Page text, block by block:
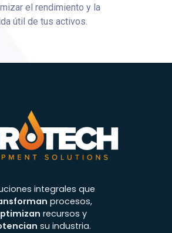
el rendimiento y la
útil de tus activos.
integrales que
procesos,
recursos y
su industria.